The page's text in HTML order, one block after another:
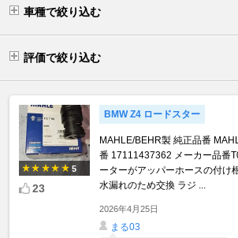
車種で絞り込む
評価で絞り込む
5
23
BMW Z4 ロードスター
MAHLE/BEHR製 純正品番
番 17111437362 メーカー品番
ーターがアッパーホースの付け
水漏れのため交換 ラジ ...
2026年4月25日
まる03